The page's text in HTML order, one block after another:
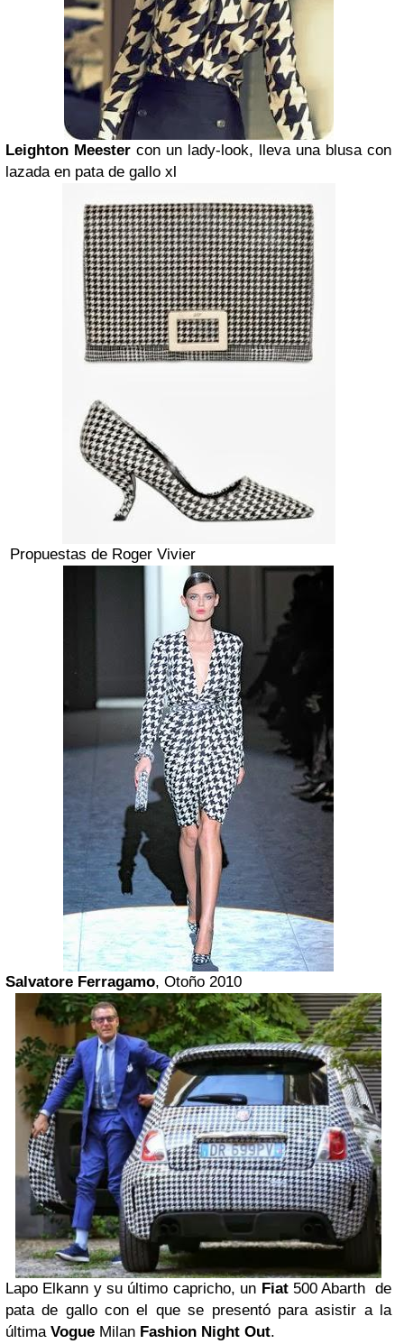
Leighton Meester con un lady-look, lleva una blusa con
lazada en pata de gallo xl
Propuestas de Roger Vivier
Salvatore Ferragamo, Otoño 2010
Lapo Elkann y su último capricho, un Fiat500 Abarth de
pata de gallo con el que se presentó para asistir a la
última Vogue Milan Fashion Night Out.